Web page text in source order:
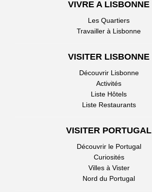
VIVRE A LISBONNE
Les Quartiers
Travailler à Lisbonne
VISITER LISBONNE
Découvrir Lisbonne
Activités
Liste Hôtels
Liste Restaurants
VISITER PORTUGAL
Découvrir le Portugal
Curiosités
Villes à Vister
Nord du Portugal